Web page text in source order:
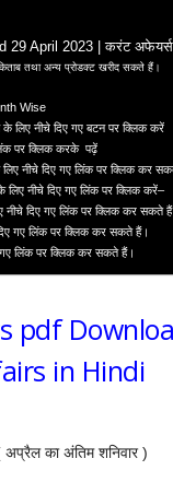
29 April 2023 | करंट
तथा अन्य प्रोडक्ट खरीद सकते हैं।
Wise
लिए नीचे दिए गए बटन पर क्लिक करें
पर क्लिक करके पढ़ें
नीचे दिए गए लिंक पर क्लिक कर
नीचे दिए गए लिंक पर क्लिक करें–
नीचे दिए गए लिंक पर क्लिक कर सकते
गए लिंक पर क्लिक कर सकते हैं।
गए लिंक पर क्लिक कर सकते हैं।
pdf
in Hindi
का अंतिम शनिवार )